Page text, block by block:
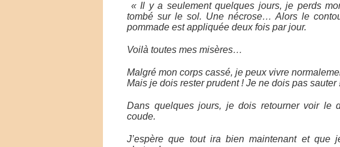
« Il y a seulement quelques jours, je perds
tombé sur le sol. Une nécrose… Alors le
pommade est appliquée deux fois par jour.
Voilà toutes mes misères…
Malgré mon corps cassé, je peux vivre
Mais je dois rester prudent ! Je ne dois pas sauter
Dans quelques jours, je dois retourner voir le
coude.
J’espère que tout ira bien maintenant et que